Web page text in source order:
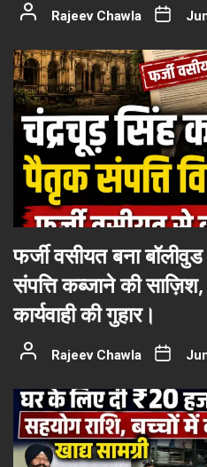
Rajeev Chawla
फर्जी वसीयत बना
संपत्ति कब्जाने की
कार्यवाही की गुहार।
Rajeev Chawla